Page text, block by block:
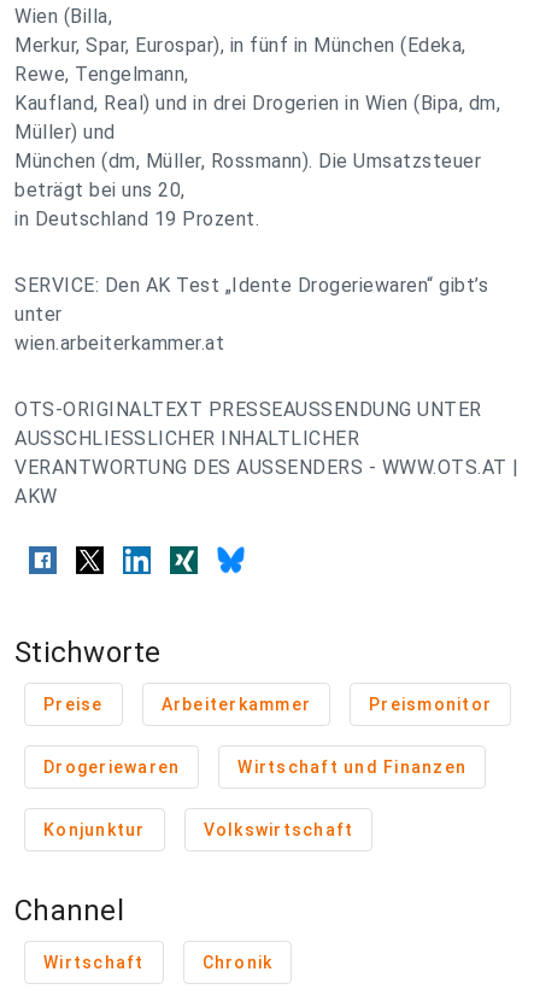
Wien (Billa,
Merkur, Spar, Eurospar), in fünf in München (Edeka,
Rewe, Tengelmann,
Kaufland, Real) und in drei Drogerien in Wien (Bipa, dm,
Müller) und
München (dm, Müller, Rossmann). Die Umsatzsteuer
beträgt bei uns 20,
in Deutschland 19 Prozent.
SERVICE: Den AK Test „Idente Drogeriewaren“ gibt’s
unter
wien.arbeiterkammer.at
OTS-ORIGINALTEXT PRESSEAUSSENDUNG UNTER
AUSSCHLIESSLICHER INHALTLICHER
VERANTWORTUNG DES AUSSENDERS - WWW.OTS.AT |
AKW
Stichworte
Preise Arbeiterkammer Preismonitor
Drogeriewaren Wirtschaft und Finanzen
Konjunktur Volkswirtschaft
Channel
Wirtschaft Chronik